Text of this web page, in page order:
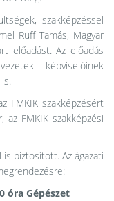
szakképzéssel
Ruff Tamás, Magyar
előadást. Az előadás
képviselőinek
FMKIK szakképzésért
az FMKIK szakképzési
biztosított. Az ágazati
óra Gépészet